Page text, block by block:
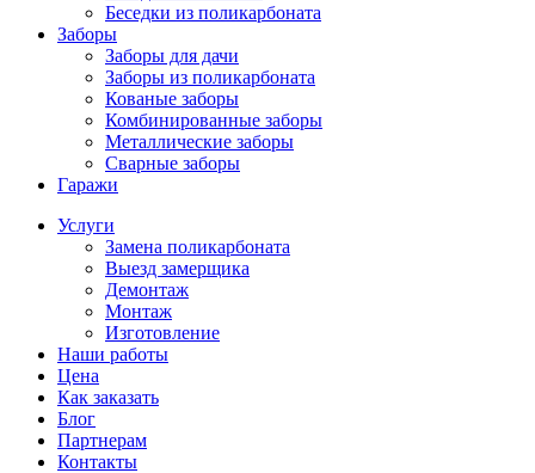
Беседки из поликарбоната
Заборы
Заборы для дачи
Заборы из поликарбоната
Кованые заборы
Комбинированные заборы
Металлические заборы
Сварные заборы
Гаражи
Услуги
Замена поликарбоната
Выезд замерщика
Демонтаж
Монтаж
Изготовление
Наши работы
Цена
Как заказать
Блог
Партнерам
Контакты